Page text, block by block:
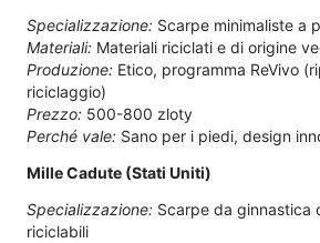
Specializzazione: Scarpe minimaliste a
Materiali: Materiali riciclati e di origine
Produzione: Etico, programma ReVivo
riciclaggio)
Prezzo: 500-800 zloty
Perché vale: Sano per i piedi, design
Mille Cadute (Stati Uniti)
Specializzazione: Scarpe da ginnastica
riciclabili